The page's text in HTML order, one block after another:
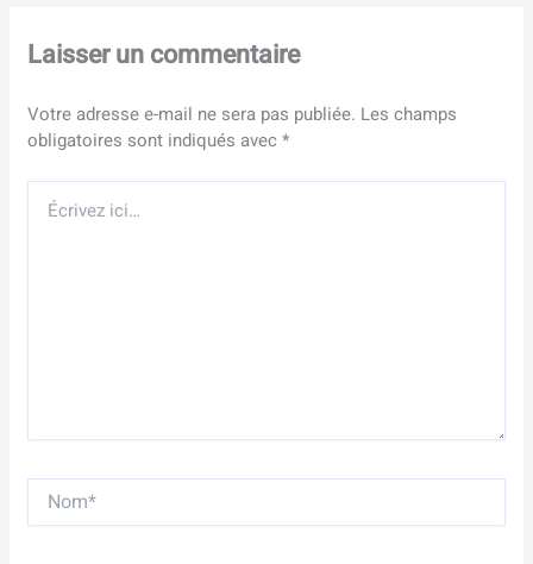
Laisser un commentaire
Votre adresse e-mail ne sera pas publiée. Les champs
obligatoires sont indiqués avec*
Écrivez
ici…
Nom*